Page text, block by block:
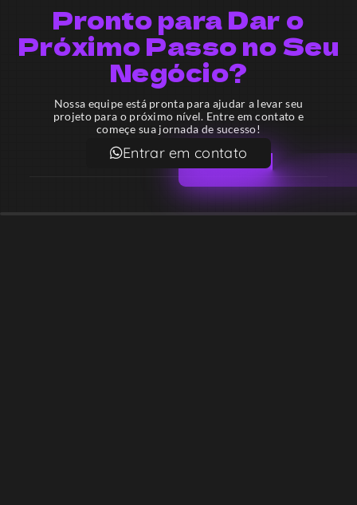
Pronto para Dar o
Próximo Passo no Seu
Negócio?
Nossa equipe está pronta para ajudar a levar seu
projeto para o próximo nível. Entre em contato e
começe sua jornada de sucesso!
Entrar em contato